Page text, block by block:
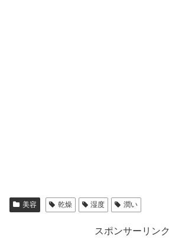
美容 乾燥 湿度 潤い
スポンサーリンク